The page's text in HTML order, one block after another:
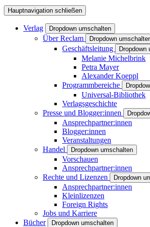
Hauptnavigation schließen
Verlag Dropdown umschalten
Über Reclam Dropdown
Geschäftsleitung Dropdown
Melanie Michelbrink
Petra Mayer
Alexander Koeppl
Programmbereiche
Universal-Bibliothek
Verlagsgeschichte
Presse und Blogger:innen
Ansprechpartner:innen
Blogger:innen
Veranstaltungen
Handel
Dropdown umschalten
Vorschauen
Ansprechpartner:innen
Rechte und Lizenzen
Dropdown
Ansprechpartner:innen
Kleinlizenzen
Foreign Rights
Jobs und Karriere
Bücher
Dropdown umschalten